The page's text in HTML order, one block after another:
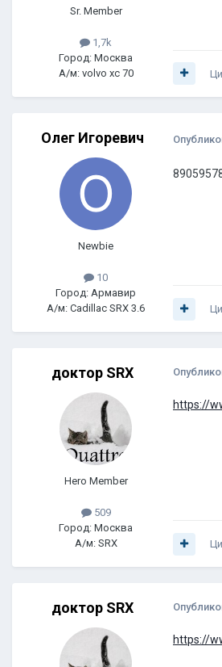
Sr. Member
1,7k
Город: Москва
А/м: volvo xc 70
Олег Игоревич
Newbie
10
Город: Армавир
А/м: Cadillac SRX 3.6
доктор SRX
Hero Member
509
Город: Москва
А/м: SRX
https://
доктор SRX
https://